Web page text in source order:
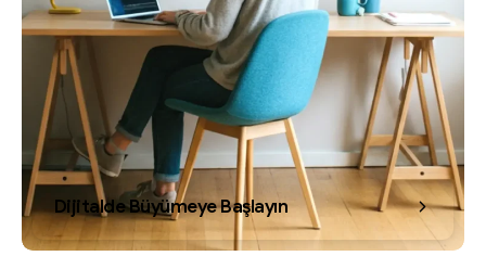
Dijitalde Büyümeye Başlayın